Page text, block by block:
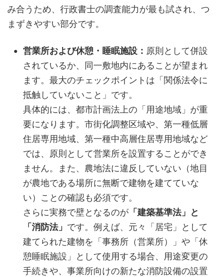
み合うため、行政書士の調査能力が最も試され、つ
まずきやすい部分です。
営業所および休憩・睡眠施設： 原則として併設
されているか、同一敷地内にあることが望まれ
ます。最大のチェックポイントは「関係法令に
抵触していないこと」です。
具体的には、都市計画法上の「用途地域」が重
要になります。市街化調整区域や、第一種低層
住居専用地域、第一種中高層住居専用地域など
では、原則として営業所を設置することができ
ません。また、農地法に違反していない（地目
が農地である場所に無断で建物を建てていな
い）ことの確認も必須です。
さらに実務で壁となるのが 「建築基準法」と
「消防法」 です。例えば、元々「居宅」として
建てられた建物を「事務所（営業所）」や「休
憩睡眠施設」として使用する場合、用途変更の
手続きや、事業所向けの新たな消防設備の設置